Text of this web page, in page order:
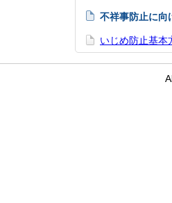
不祥事防止に向
いじめ防止基本